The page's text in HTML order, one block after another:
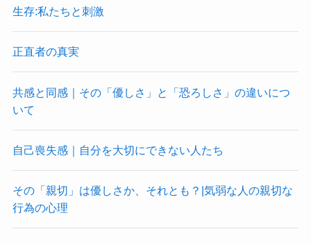
生存:私たちと刺激
正直者の真実
共感と同感｜その「優しさ」と「恐ろしさ」の違いにつ
いて
自己喪失感｜自分を大切にできない人たち
その「親切」は優しさか、それとも？|気弱な人の親切な
行為の心理